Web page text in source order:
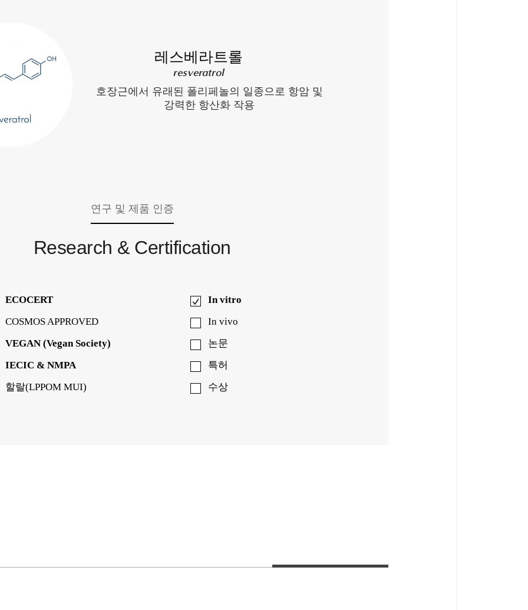
레스베라트롤
resveratrol
호장근에서 유래된 폴리페놀의 일종으로 항암 및
강력한 항산화 작용
연구 및 제품 인증
Research & Certification
ECOCERT
In vitro
COSMOS APPROVED
In vivo
VEGAN (Vegan Society)
논문
IECIC & NMPA
특허
할랄(LPPOM MUI)
수상